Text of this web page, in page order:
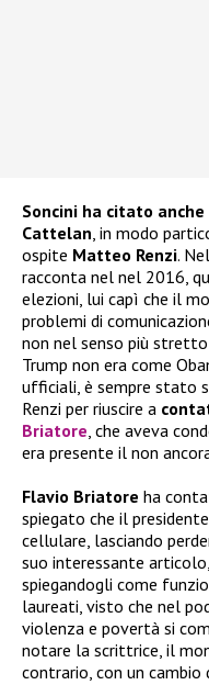
Soncini ha citato
Cattelan, in modo
ospite Matteo Renzi.
racconta nel nel 2016,
elezioni, lui capì che il
problemi di
non nel senso più
Trump non era come
ufficiali, è sempre stato
Renzi per riuscire a
Briatore, che aveva
era presente il non
Flavio Briatore ha
spiegato che il
cellulare, lasciando
suo interessante
spiegandogli come
laureati, visto che nel
violenza e povertà si
notare la scrittrice, il
contrario, con un